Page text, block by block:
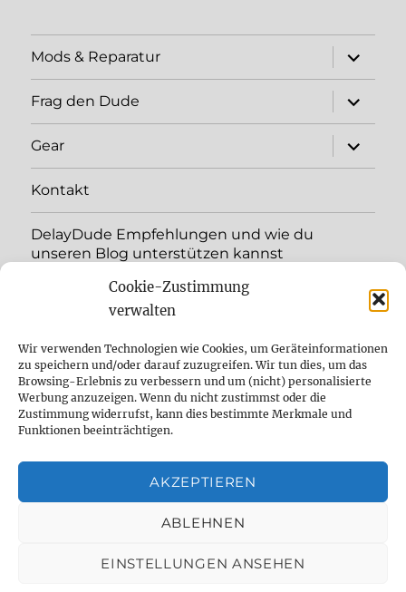
Cookie-Zustimmung
verwalten
Wir verwenden Technologien wie Cookies, um Geräteinformationen
zu speichern und/oder darauf zuzugreifen. Wir tun dies, um das
Browsing-Erlebnis zu verbessern und um (nicht) personalisierte
Werbung anzuzeigen. Wenn du nicht zustimmst oder die
Zustimmung widerrufst, kann dies bestimmte Merkmale und
Funktionen beeinträchtigen.
AKZEPTIEREN
ABLEHNEN
EINSTELLUNGEN ANSEHEN
Mods & Reparatur
expand
child
menu
Frag den Dude
expand
child
menu
Gear
expand
child
menu
Kontakt
DelayDude Empfehlungen und wie du
unseren Blog unterstützen kannst
expand
child
YouTube
Instagram
Feed
Cookie Policy (EU)